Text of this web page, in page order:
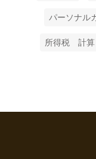
パーソナル
所得税 計算